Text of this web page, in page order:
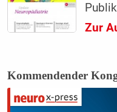
Zur
Kommendender